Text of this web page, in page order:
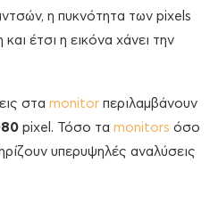
η πυκνότητα των pixels
έτσι η εικόνα χάνει την
στα monitor περιλαμβάνουν
pixel. Τόσο τα monitors όσο
υπερυψηλές αναλύσεις